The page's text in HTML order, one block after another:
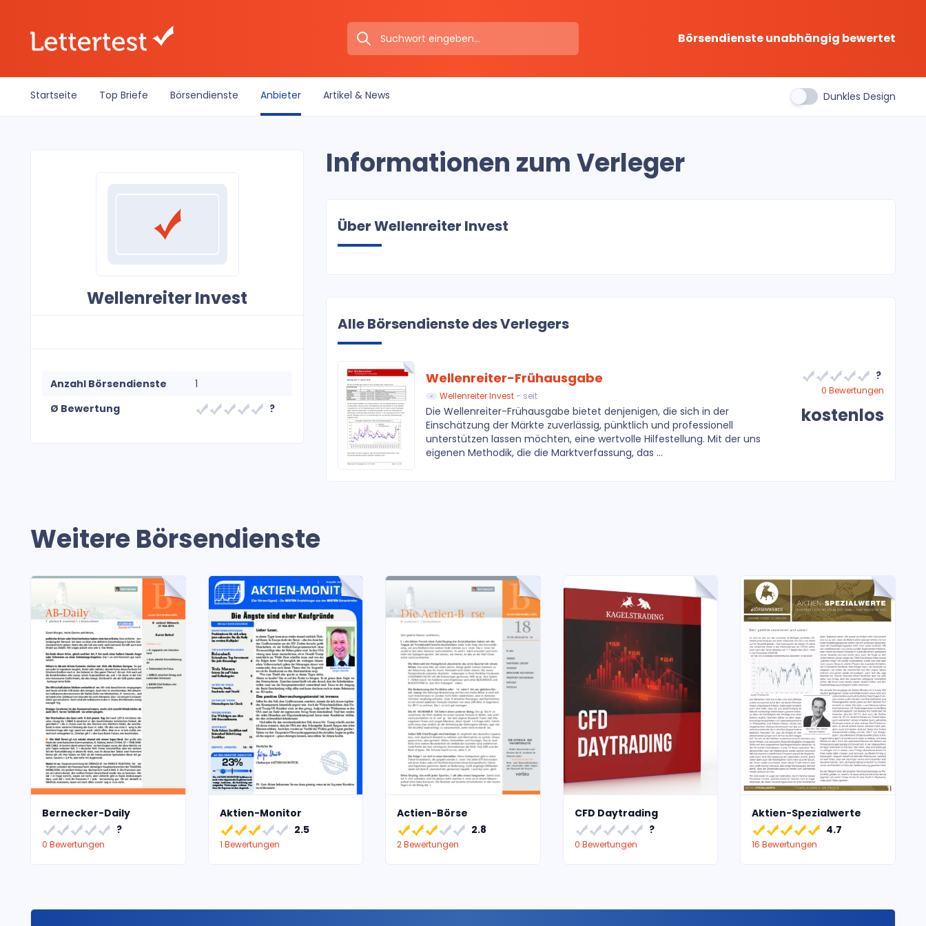
Börsendienste unabhängig bewertet
Startseite Top Briefe Börsendienste Anbieter Artikel & News Dunkles Design
Wellenreiter Invest
Anzahl Börsendienste
1
Ø Bewertung
?
Informationen zum Verleger
Über Wellenreiter Invest
Alle Börsendienste des Verlegers
Wellenreiter-Frühausgabe
Wellenreiter Invest- seit
Die Wellenreiter-Frühausgabe bietet denjenigen, die sich in der
Einschätzung der Märkte zuverlässig, pünktlich und professionell
unterstützen lassen möchten, eine wertvolle Hilfestellung. Mit der uns
eigenen Methodik, die die Marktverfassung, das ...
?
0 Bewertungen
kostenlos
Weitere Börsendienste
Bernecker-Daily
?
0 Bewertungen
Aktien-Monitor
2.5
1 Bewertungen
Actien-Börse
2.8
2 Bewertungen
CFD Daytrading
?
0 Bewertungen
Aktien-Spezialwerte
4.7
16 Bewertungen